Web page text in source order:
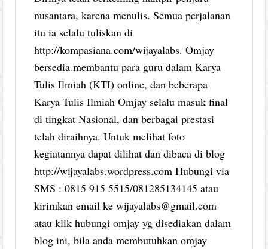
nusantara, karena menulis. Semua perjalanan
itu ia selalu tuliskan di
http://kompasiana.com/wijayalabs. Omjay
bersedia membantu para guru dalam Karya
Tulis Ilmiah (KTI) online, dan beberapa
Karya Tulis Ilmiah Omjay selalu masuk final
di tingkat Nasional, dan berbagai prestasi
telah diraihnya. Untuk melihat foto
kegiatannya dapat dilihat dan dibaca di blog
http://wijayalabs.wordpress.com Hubungi via
SMS : 0815 915 5515/081285134145 atau
kirimkan email ke wijayalabs@gmail.com
atau klik hubungi omjay yg disediakan dalam
blog ini, bila anda membutuhkan omjay